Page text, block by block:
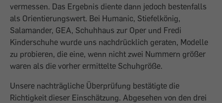
vermessen. Das Ergebnis diente dann jedoch bestenfalls
als Orientierungswert. Bei Humanic, Stiefelkönig,
Salamander, GEA, Schuhhaus zur Oper und Fredi
Kinderschuhe wurde uns nachdrücklich geraten, Modelle
zu probieren, die eine, wenn nicht zwei Nummern größer
waren als die vorher ermittelte Schuhgröße.
Unsere nachträgliche Überprüfung bestätigte die
Richtigkeit dieser Einschätzung. Abgesehen von den drei